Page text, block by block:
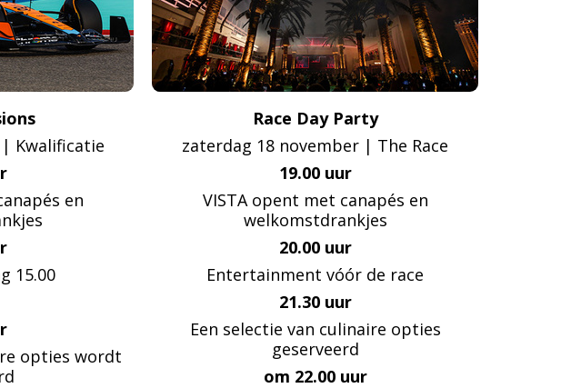
Kwalificatie
en
15.00
opties wordt
Race Day Party
zaterdag 18 november | The Race
19.00 uur
VISTA opent met canapés en
welkomstdrankjes
20.00 uur
Entertainment vóór de race
21.30 uur
Een selectie van culinaire opties
geserveerd
om 22.00 uur